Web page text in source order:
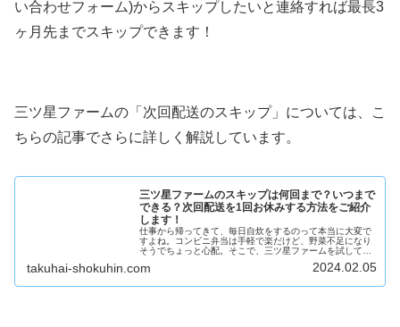
い合わせフォーム)からスキップしたいと連絡すれば最長3
ヶ月先までスキップできます！
三ツ星ファームの「次回配送のスキップ」については、こ
ちらの記事でさらに詳しく解説しています。
三ツ星ファームのスキップは何回まで？いつまで
できる？次回配送を1回お休みする方法をご紹介
します！
仕事から帰ってきて、毎日自炊をするのって本当に大変で
すよね。コンビニ弁当は手軽で楽だけど、野菜不足になり
そうでちょっと心配。そこで、三ツ星ファームを試してみ
きは、1回だけお休みできるのかな...
takuhai-shokuhin.com 2024.02.05